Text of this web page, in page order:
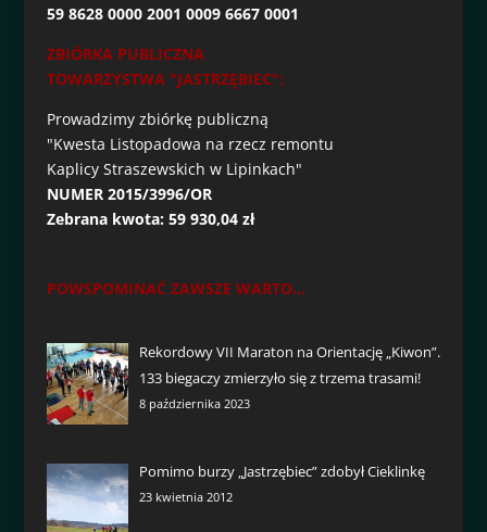
59 8628 0000 2001 0009 6667 0001
ZBIÓRKA PUBLICZNA
TOWARZYSTWA "JASTRZĘBIEC":
Prowadzimy zbiórkę publiczną
"Kwesta Listopadowa na rzecz remontu
Kaplicy Straszewskich w Lipinkach"
NUMER 2015/3996/OR
Zebrana kwota: 59 930,04 zł
POWSPOMINAĆ ZAWSZE WARTO...
Rekordowy VII Maraton na Orientację „Kiwon”.
133 biegaczy zmierzyło się z trzema trasami!
8 października 2023
Pomimo burzy „Jastrzębiec” zdobył Cieklinkę
23 kwietnia 2012